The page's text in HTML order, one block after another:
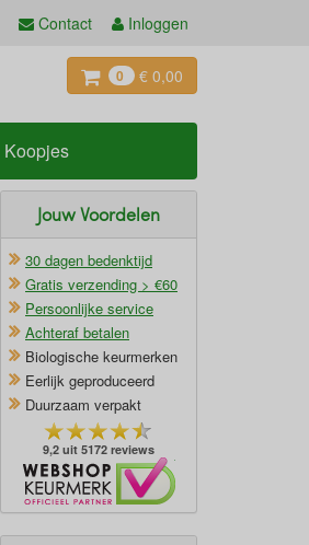
Contact Inloggen
0 € 0,00
Koopjes
Jouw Voordelen
30 dagen bedenktijd
Gratis verzending > €60
Persoonlijke service
Achteraf betalen
Biologische keurmerken
Eerlijk geproduceerd
Duurzaam verpakt
9,2 uit 5172 reviews